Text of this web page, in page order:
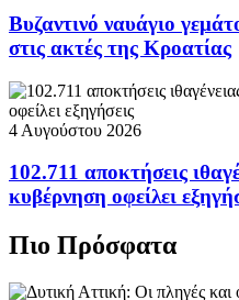
Βυζαντινό ναυάγιο
στις ακτές της Κροατίας
4 Αυγούστου 2026
102.711 αποκτήσεις
κυβέρνηση οφείλει
Πιο Πρόσφατα